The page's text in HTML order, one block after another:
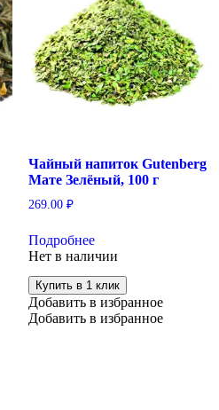
Чайный напиток Gutenberg
Мате Зелёный, 100 г
269.00 ₽
Подробнее
Нет в наличии
Купить в 1 клик
Добавить в избранное
Добавить в избранное